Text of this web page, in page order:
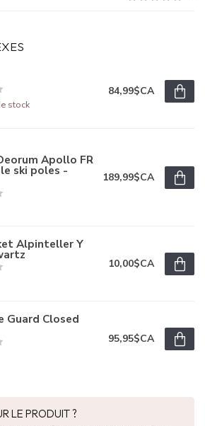
stock
84,99$CA
Apollo FR
ski poles - 189,99$CA
Alpinteller Y
10,00$CA
Guard Closed
95,95$CA
LE PRODUIT ?